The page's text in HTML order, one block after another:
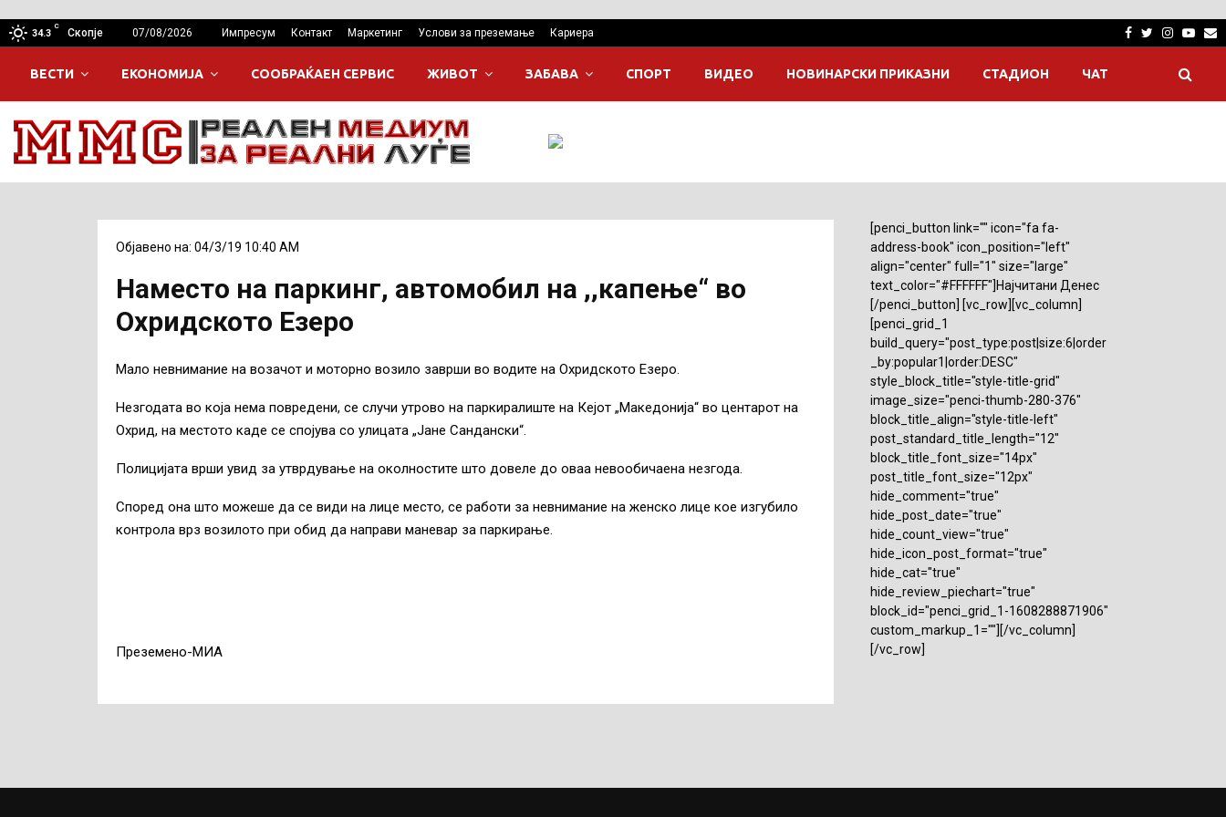
34.3
C
Скопје 07/08/2026 Импресум Контакт Маркетинг Услови за преземање Кариера Facebook
Twitter
ВЕСТИ ЕКОНОМИЈА СООБРАЌАЕН СЕРВИС ЖИВОТ ЗАБАВА СПОРТ ВИДЕО НОВИНАРСКИ ПРИКАЗНИ СТАДИОН ЧАТ
Објавено на: 04/3/19 10:40 AM
Наместо на паркинг, автомобил на ,,капење“ во
Охридското Езеро
Мало невнимание на возачот и моторно возило заврши во водите на Охридското Езеро.
Незгодата во која нема повредени, се случи утрово на паркиралиште на Кејот „Македонија“ во центарот на
Охрид, на местото каде се спојува со улицата „Јане Сандански“.
Полицијата врши увид за утврдување на околностите што довеле до оваа невообичаена незгода.
Според она што можеше да се види на лице место, се работи за невнимание на женско лице кое изгубило
контрола врз возилото при обид да направи маневар за паркирање.
Преземено-МИА
[penci_button link="" icon="fa fa-
address-book" icon_position="left"
align="center" full="1" size="large"
text_color="#FFFFFF"]Најчитани Денес
[/penci_button] [vc_row][vc_column]
[penci_grid_1
build_query="post_type:post|size:6|order
_by:popular1|order:DESC"
style_block_title="style-title-grid"
image_size="penci-thumb-280-376"
block_title_align="style-title-left"
post_standard_title_length="12"
block_title_font_size="14px"
post_title_font_size="12px"
hide_comment="true"
hide_post_date="true"
hide_count_view="true"
hide_icon_post_format="true"
hide_cat="true"
hide_review_piechart="true"
block_id="penci_grid_1-1608288871906"
custom_markup_1=""][/vc_column]
[/vc_row]